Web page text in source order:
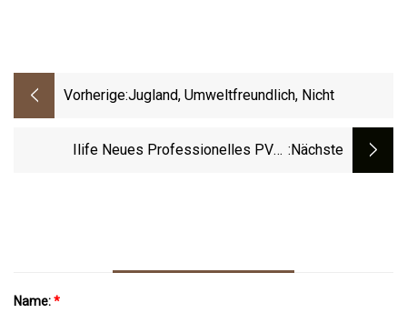
Vorherige:Jugland, Umweltfreundlich, Nicht
Ilife Neues Professionelles PVC- :nächste
Name:*